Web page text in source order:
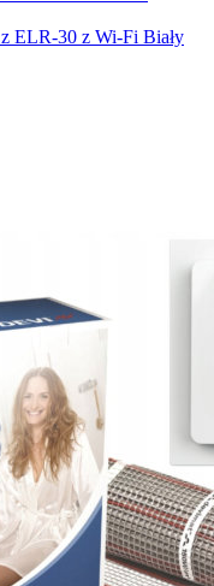
ELR-30 z Wi-Fi Biały